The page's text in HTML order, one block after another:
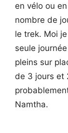
en vélo ou
nombre de
le trek. Moi
seule
pleins sur
de 3 jours et
Namtha.